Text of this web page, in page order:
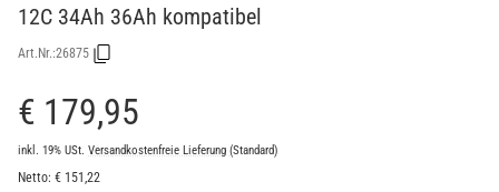
12C 34Ah 36Ah kompatibel
Art.Nr.:26875
€ 179,95
inkl. 19% USt. Versandkostenfreie Lieferung (Standard)
Netto: € 151,22